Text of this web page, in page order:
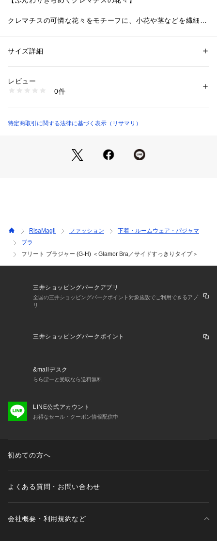
クレマチスの可憐な花々をモチーフに、小花や茎などを繊細な
い、動くたびにさりげなくきらめく上品なデザインに仕上がり
ンをさりげなく下に重ねているのも、見逃せないワンポイント
です。毎日を特別な気分にしてくれるような、清楚で可愛らし
＜パターン＞
高の土台でボリュームのあるバストを脇から中央へ寄せ、すっ
きりとしたシルエットをキープしてくれます。
＜商品仕様＞
・3/4カップ
・ワイヤーあり
・サイドボーンあり（樹脂製）
・ホック：3段×3列
・ストラップ長さ調節可能（一部取り外し不可）
・65060 ブラジャー（B・C）
・75060 ノーマルショーツ
・75061 レースショーツ
・15061 カップ付スリップ
性別：レディース
素材：ポリエステル・ナイロン・ポリウレタン
商品番号：
N05-65062 （ショップ）
サイズ詳細
レビュー
0件
特定商取引に関する法律に基づく表示（リサマリ）
RisaMagli ファッション
下着・ルームウェア・パジャマ
ブラ
フリート ブラジャー (G-H) ＜Glamor Bra／サイドすっきりタイプ＞
三井ショッピングパークアプリ
全国の三井ショッピングパークポイント対象施設でご利用できるアプ
リ
三井ショッピングパークポイント
&mallデスク
ららぽーと受取なら送料無料
LINE公式アカウント
お得なセール・クーポン情報配信中
初めての方へ
よくある質問・お問い合わせ
会社概要・利用規約など